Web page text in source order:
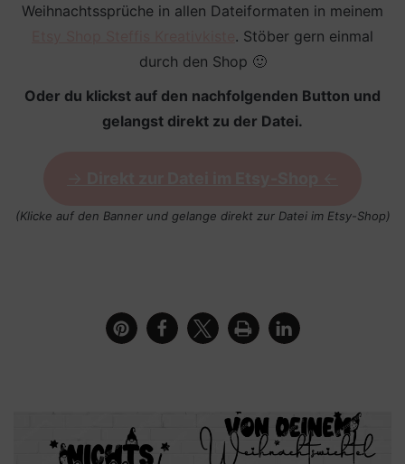
Weihnachtssprüche in allen Dateiformaten in meinem
. Stöber gern einmal
durch den Shop 🙂
Oder du klickst auf den nachfolgenden Button und
gelangst direkt zu der Datei.
(Klicke auf den Banner und gelange direkt zur Datei im Etsy-Shop)